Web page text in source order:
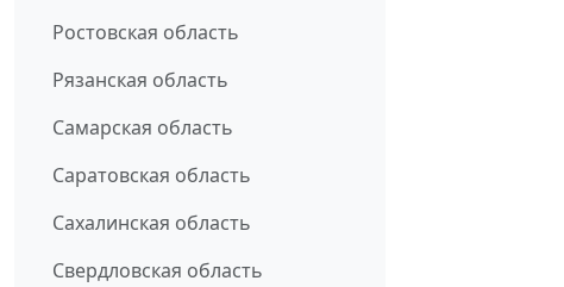
Ростовская область
Рязанская область
Самарская область
Саратовская область
Сахалинская область
Свердловская область